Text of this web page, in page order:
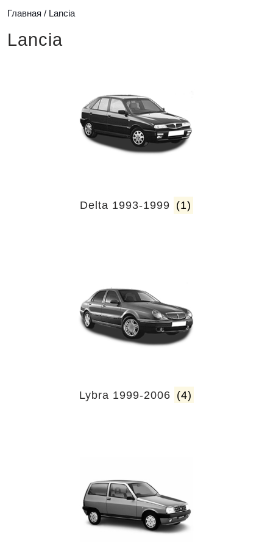
Главная / Lancia
Lancia
Delta 1993-1999 (1)
Lybra 1999-2006 (4)